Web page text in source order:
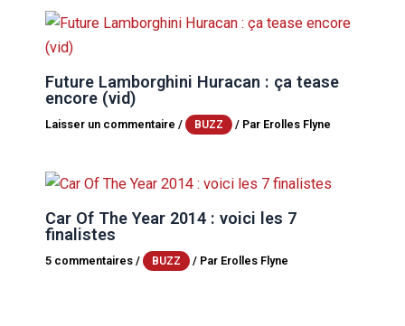
Future Lamborghini Huracan : ça tease
encore (vid)
Laisser un commentaire / BUZZ / Par Erolles Flyne
Car Of The Year 2014 : voici les 7
finalistes
5 commentaires / BUZZ / Par Erolles Flyne